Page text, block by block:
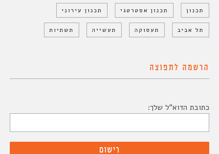
תכנון תכנון אסטרטגי תכנון עירוני
תל אביב תעסוקה תעשייה תשתיות
הרשמה לתפוצה
כתובת הדוא"ל שלך: